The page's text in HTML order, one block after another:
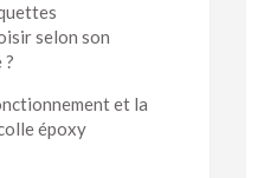
selon son
?
et la
époxy